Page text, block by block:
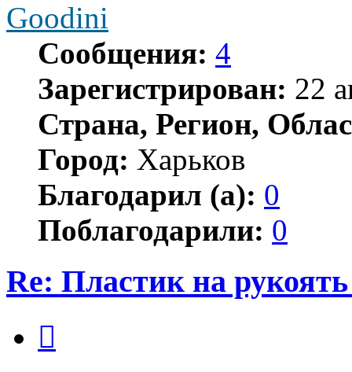
Goodini
Сообщения: 4
Зарегистрирован: 22
Страна, Регион,
Город: Харьков
Благодарил (а): 0
Поблагодарили: 0
Re: Пластик на